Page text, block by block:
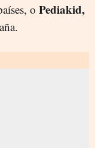
o Pediakid,